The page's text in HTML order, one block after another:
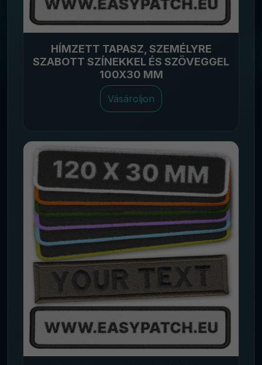
HÍMZETT TAPASZ, SZEMÉLYRE
SZABOTT SZÍNEKKEL ÉS SZÖVEGGEL
100X30 MM
Vásároljon